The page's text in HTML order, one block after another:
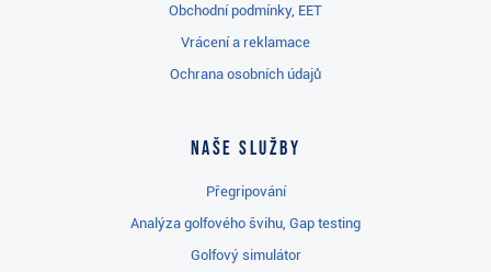
Obchodní podmínky, EET
Vrácení a reklamace
Ochrana osobních údajů
Naše služby
Přegripování
Analýza golfového švihu, Gap testing
Golfový simulátor